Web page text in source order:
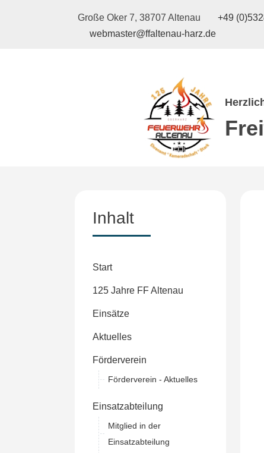
Große Oker 7, 38707 Altenau
+49
webmaster@ffaltenau-harz.de
Inhalt
Start
125 Jahre FF Altenau
Einsätze
Aktuelles
Förderverein
Förderverein - Aktuelles
Einsatzabteilung
Mitglied in der
Einsatzabteilung